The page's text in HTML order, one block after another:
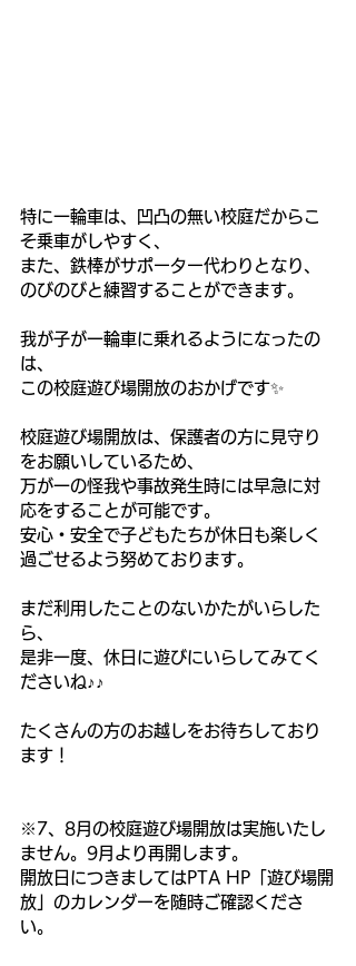
特に一輪車は、凹凸の無い校庭だからこ
そ乗車がしやすく、
また、鉄棒がサポーター代わりとなり、
のびのびと練習することができます。
我が子が一輪車に乗れるようになったの
は、
この校庭遊び場開放のおかげです✨
校庭遊び場開放は、保護者の方に見守り
をお願いしているため、
万が一の怪我や事故発生時には早急に対
応をすることが可能です。
安心・安全で子どもたちが休日も楽しく
過ごせるよう努めております。
まだ利用したことのないかたがいらした
ら、
是非一度、休日に遊びにいらしてみてく
ださいね♪♪
たくさんの方のお越しをお待ちしており
ます！
※7、8月の校庭遊び場開放は実施いたし
ません。9月より再開します。
開放日につきましてはPTA HP「遊び場開
放」のカレンダーを随時ご確認くださ
い。